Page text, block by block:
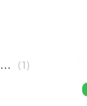
Бифидобактерии лонгум+Энтерококкус фециум (1)